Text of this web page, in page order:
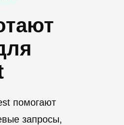
помогают
запросы,